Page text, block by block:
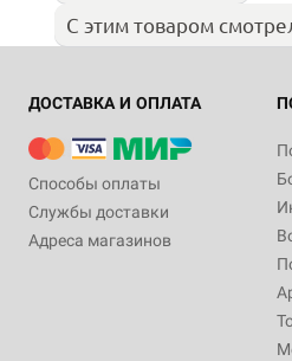
С этим товаром
ДОСТАВКА И ОПЛАТА
Способы оплаты
Службы доставки
Адреса магазинов